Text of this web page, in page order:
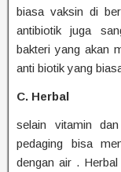
biasa vaksin di
antibiotik juga
bakteri yang akan
anti biotik yang
C. Herbal
selain vitamin
pedaging bisa
dengan air .